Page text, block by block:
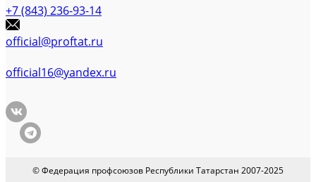
+7 (843) 236-93-14
official@proftat.ru
official16@yandex.ru
© Федерация профсоюзов Республики Татарстан 2007-2025